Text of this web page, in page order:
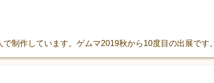
制作しています。ゲムマ2019秋から10度目の出展です。